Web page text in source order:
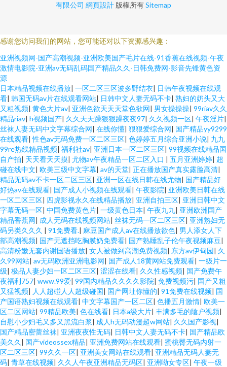
有限公司 網頁設計 版權所有Sitemap
感谢您访问我们的网站，您可能还对以下资源感兴趣：
亚洲视频网-国产高潮视频-亚洲欧美国产毛片在线-91香蕉在线视频-午夜
激情电影院-亚洲av无码乱码国产精品久久-日韩免费网-影音先锋黄色资
源
日本精品视频在线播放| 一区二区三区波多野结衣| 日韩午夜视频在线观
看| 韩国无码av片在线观看网站| 日韩中文人妻无码不卡| 熟妇的奶头又大
又粗视频| 黄色大片av| 亚洲色欲天天天堂色欲网| 男女操操操| 99riav久久
精品riav| h视频国产| 久久天天躁狠狠躁夜夜97| 久久视频一区| 午夜淫片|
丝袜人妻无码中文字幕综合网| 在线你懂| 狠狠爱综合网| 国产精品yy9299
在线观看|性色av无码免费一区二区三区| 色婷婷五月综合亚洲小说| 九九
99re热线精品视频| 福利社av| 亚洲日本一区二区三区| 99视频在线精品国
自产拍| 天天看天天摸| 尤物av午夜精品一区二区入口 | 五月亚洲婷婷| 超
碰在线中文| 欧美三级中文字幕| av的天堂| 正在播放国产真实露脸高清|
精品无码av不卡一区二区三区| 亚洲一区在线日韩在线尤物| 国产精品好
好热av在线观看| 国产成人小视频在线观看| 午夜影院| 亚洲欧美日韩在线
一区二区三区| 四虎影视永久在线精品播放| 亚洲自拍三区| 亚洲日韩中文
字幕无码一区| 中国免费黄色片| 一级黄色日本| 午夜九九| 亚洲欧洲国产
精品香蕉网| 成人无码在线视频网站| 丝袜无码一区二区三区| 亚洲熟妇无
码另类久久久 | 91免费看.| 麻豆国产成人av在线播放欲色| 男人添女人下
部高潮视频| 国产无遮挡吃胸膜奶免费看| 国产熟睡乱子伦午夜视频麻豆|
高清粉嫩无套内谢国语播放| 女人被做到高潮免费视频| 东方av伊甸园| 久
久99网站| av无码欧洲亚洲电影网| 国产成人18黄网站免费观看| 一级片一
级| 极品人妻少妇一区二区三区| 涩涩在线看| 久久性感视频| 国产免费午
夜福利757| www.99爱| 99国内精品久久久久影院| 免费视频污| 国产又粗
又猛视频| 人人超碰人人超级碰国| 国产网址你懂的| 91免费在线视频| 国
产国语熟妇视频在线观看| 中文字幕国产一区二区| 色播五月激情| 欧美一
区二区网站| 99精品欧美| 色在线看| 日本a级大片| 丰满多毛的陰户视频|
自慰小少妇毛又多又黑流白浆| 成人h无码动漫超w网站| 久久国产影视|
国产精品密蕾丝袜| 亚洲夜夜性无码| 日韩中文人妻无码不卡| 国产精品欧
美久久 | 国产videossex精品| 亚洲免费网站在线观看| 蜜桃臀无码内射一
区二区三区| 99久久一区| 亚洲美女网站在线观看| 亚洲精品无码人妻无
码| 青草在线视频| 久久人午夜亚洲精品无码区| 亚洲呦女专区| 午夜一级